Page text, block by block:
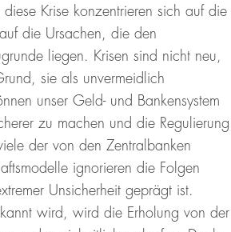
diese Krise konzentrieren sich auf die
die Ursachen, die den
liegen. Krisen sind nicht neu,
sie als unvermeidlich
unser Geld- und Bankensystem
zu machen und die Regulierung
der von den Zentralbanken
ignorieren die Folgen
Unsicherheit geprägt ist.
wird, wird die Erholung von der